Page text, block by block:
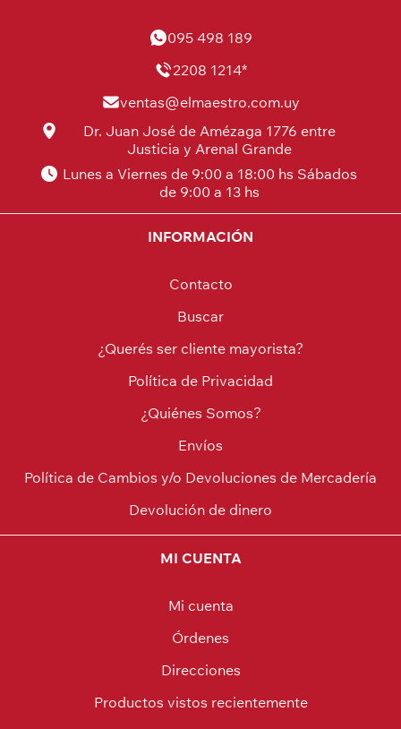
095 498 189
2208 1214*
ventas@elmaestro.com.uy
Dr. Juan José de Amézaga 1776 entre
Justicia y Arenal Grande
Lunes a Viernes de 9:00 a 18:00 hs Sábados
de 9:00 a 13 hs
INFORMACIÓN
Contacto
Buscar
¿Querés ser cliente mayorista?
Política de Privacidad
¿Quiénes Somos?
Envíos
Política de Cambios y/o Devoluciones de Mercadería
Devolución de dinero
MI CUENTA
Mi cuenta
Órdenes
Direcciones
Productos vistos recientemente